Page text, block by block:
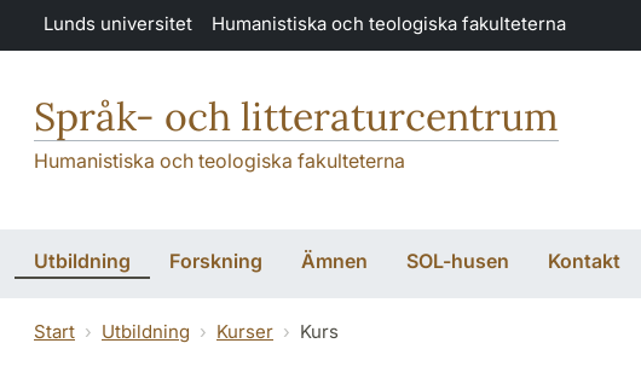
Hoppa till huvudinnehåll
Lunds universitet Humanistiska och teologiska fakulteterna
Språk- och litteraturcentrum
Humanistiska och teologiska fakulteterna
Utbildning Forskning Ämnen SOL-husen Kontakt
Start Utbildning Kurser Kurs